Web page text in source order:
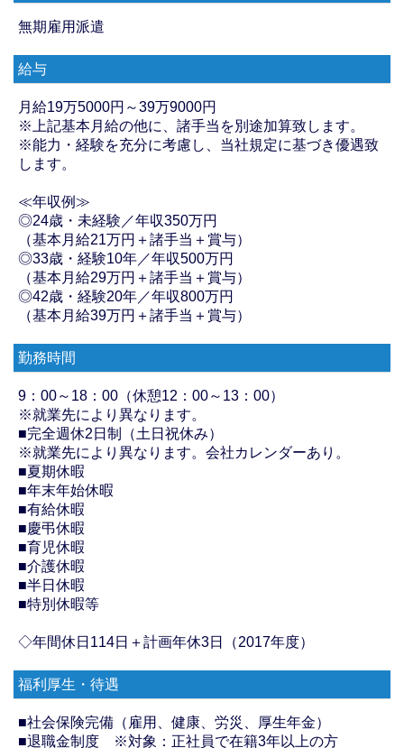
無期雇用派遣
給与
月給19万5000円～39万9000円
※上記基本月給の他に、諸手当を別途加算致します。
※能力・経験を充分に考慮し、当社規定に基づき優遇致
します。
≪年収例≫
◎24歳・未経験／年収350万円
（基本月給21万円＋諸手当＋賞与）
◎33歳・経験10年／年収500万円
（基本月給29万円＋諸手当＋賞与）
◎42歳・経験20年／年収800万円
（基本月給39万円＋諸手当＋賞与）
勤務時間
9：00～18：00（休憩12：00～13：00）
※就業先により異なります。
■完全週休2日制（土日祝休み）
※就業先により異なります。会社カレンダーあり。
■夏期休暇
■年末年始休暇
■有給休暇
■慶弔休暇
■育児休暇
■介護休暇
■半日休暇
■特別休暇等
◇年間休日114日＋計画年休3日（2017年度）
福利厚生・待遇
■社会保険完備（雇用、健康、労災、厚生年金）
■退職金制度 ※対象：正社員で在籍3年以上の方